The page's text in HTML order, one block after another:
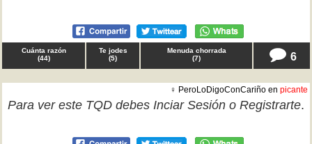
Cuánta razón
(44)
Te jodes
(5)
Menuda chorrada
(7) 6
♀ PeroLoDigoConCariño en picante
Para ver este TQD debes Inciar Sesión o Registrarte.